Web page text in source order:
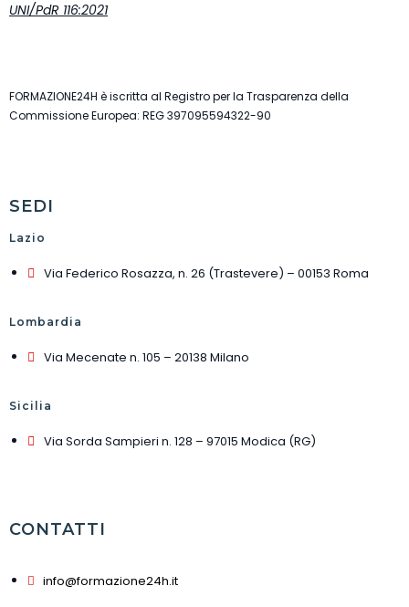
UNI/PdR 116:2021
FORMAZIONE24H è iscritta al Registro per la Trasparenza della
Commissione Europea: REG 397095594322-90
SEDI
Lazio
Via Federico Rosazza, n. 26 (Trastevere) – 00153 Roma
Lombardia
Via Mecenate n. 105 – 20138 Milano
Sicilia
Via Sorda Sampieri n. 128 – 97015 Modica (RG)
CONTATTI
info@formazione24h.it